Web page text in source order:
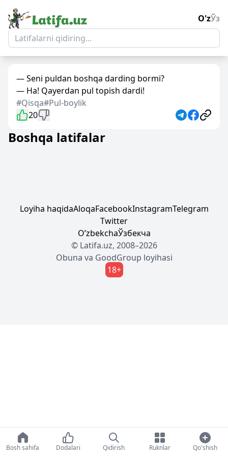
O'zЎз
— Seni puldan boshqa darding bormi?
— Ha! Qayerdan pul topish dardi!
#Qisqa#Pul-boylik
20
Boshqa latifalar
Loyiha haqidaAloqaFacebookInstagramTelegram
Twitter
OʼzbekchaЎзбекча
© Latifa.uz, 2008–2026
Obuna va GoodGroup loyihasi
18+
Bosh sahifa Dodalari Qidirish Ruknlar Qo'shish